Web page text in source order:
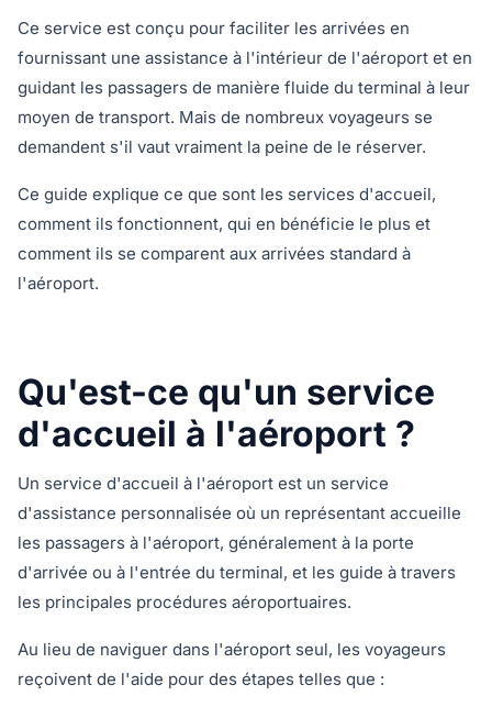
Ce service est conçu pour faciliter les arrivées en
fournissant une assistance à l'intérieur de l'aéroport et en
guidant les passagers de manière fluide du terminal à leur
moyen de transport. Mais de nombreux voyageurs se
demandent s'il vaut vraiment la peine de le réserver.
Ce guide explique ce que sont les services d'accueil,
comment ils fonctionnent, qui en bénéficie le plus et
comment ils se comparent aux arrivées standard à
l'aéroport.
Qu'est-ce qu'un service
d'accueil à l'aéroport ?
Un service d'accueil à l'aéroport est un service
d'assistance personnalisée où un représentant accueille
les passagers à l'aéroport, généralement à la porte
d'arrivée ou à l'entrée du terminal, et les guide à travers
les principales procédures aéroportuaires.
Au lieu de naviguer dans l'aéroport seul, les voyageurs
reçoivent de l'aide pour des étapes telles que :